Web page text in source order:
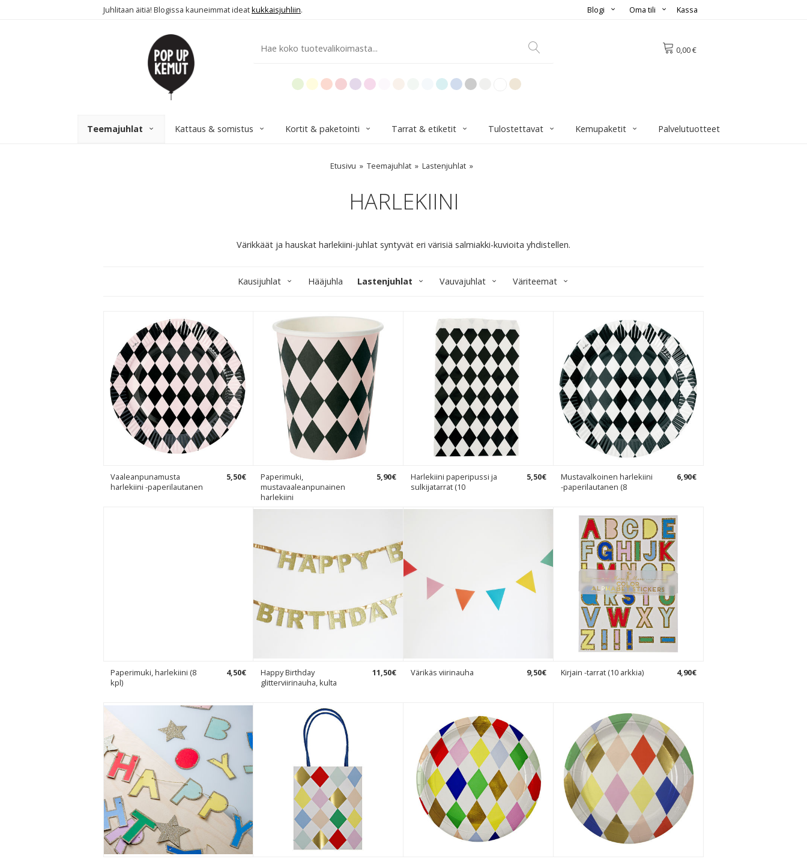
Juhlitaan äitiä! Blogissa kauneimmat ideatkukkaisjuhliin. Kassa
Oma tili
Blogi
0,00 €
Teemajuhlat Kattaus & somistus Kortit & paketointi Tarrat & etiketit Tulostettavat Kemupaketit Palvelutuotteet
Etusivu Teemajuhlat Lastenjuhlat
HARLEKIINI
Värikkäät ja hauskat harlekiini-juhlat syntyvät eri värisiä salmiakki-kuvioita yhdistellen.
Kausijuhlat Hääjuhla Lastenjuhlat Vauvajuhlat Väriteemat
Vaaleanpunamusta
harlekiini -paperilautanen
5,50€
Paperimuki,
mustavaaleanpunainen
harlekiini
5,90€
Harlekiini paperipussi ja
sulkijatarrat (10
5,50€
Mustavalkoinen harlekiini
-paperilautanen (8
6,90€
Paperimuki, harlekiini (8
kpl)
4,50€
Happy Birthday
glitterviirinauha, kulta
11,50€ Värikäs viirinauha 9,50€ Kirjain -tarrat (10 arkkia) 4,90€